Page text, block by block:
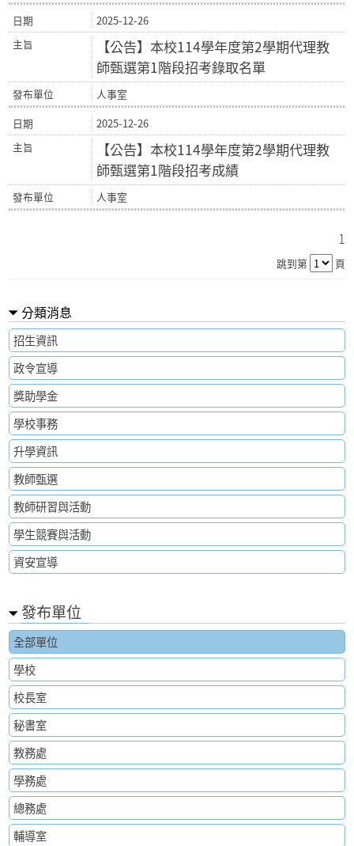
2025-12-26
【公告】本校114學年度第2學期代理教
師甄選第1階段招考錄取名單
人事室
2025-12-26
【公告】本校114學年度第2學期代理教
師甄選第1階段招考成績
人事室
1
跳到第 頁
分類消息
招生資訊
政令宣導
獎助學金
學校事務
升學資訊
教師甄選
教師研習與活動
學生競賽與活動
資安宣導
發布單位
全部單位
學校
校長室
秘書室
教務處
學務處
總務處
輔導室